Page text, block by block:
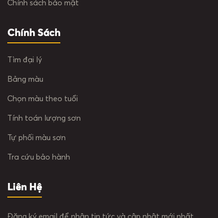
Lưu ý: Không phun quá nhiều nước,
tránh làm tường quá ẩm dẫn đến
cần 14 – 16 lít nước sạch cho 1 bao
• Đổ từ từ bột vào nước để tránh
• Dùng máy khuấy chuyên dụng
trộn cho thật đều đến khi thành
Chính sách bảo mật
Chính Sách
Tìm đại lý
Bảng màu
Chọn màu theo tuổi
Tính toán lượng sơn
Tự phối màu sơn
Tra cứu bảo hành
Liên Hệ